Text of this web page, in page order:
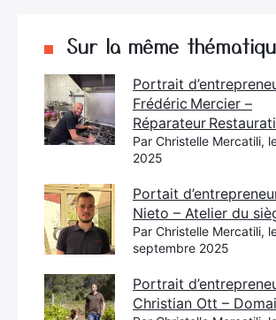
Sur la même
Portrait
Frédéric Mercier –
Réparateur
Par Christelle Mercatili,
2025
Portait
Nieto – Atelier du
Par Christelle Mercatili,
septembre 2025
Portrait
Christian Ott –